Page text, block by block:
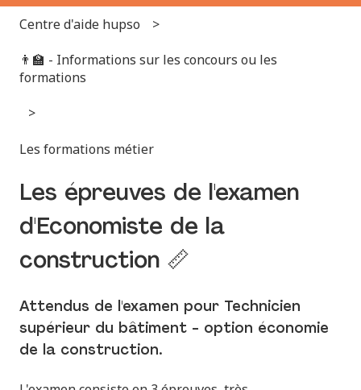
Centre d'aide hupso
👨‍🏫 - Informations sur les concours ou les
formations
Les formations métier
Les épreuves de l'examen
d'Economiste de la
construction 📏
Attendus de l'examen pour Technicien
supérieur du bâtiment - option économie
de la construction.